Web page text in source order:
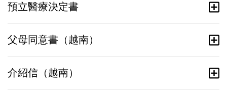
預立醫療決定書
父母同意書（越南）
介紹信（越南）